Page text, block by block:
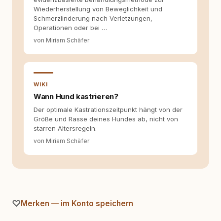
Hinterfragen zusammenkommen. Mit meinen
Texten möchte ich genau dazu beitragen.
Wiederherstellung von Beweglichkeit und
Schmerzlinderung nach Verletzungen,
Operationen oder bei …
von Miriam Schäfer
WIKI
Wann Hund kastrieren?
Der optimale Kastrationszeitpunkt hängt von der
Größe und Rasse deines Hundes ab, nicht von
starren Altersregeln.
von Miriam Schäfer
Merken — im Konto speichern